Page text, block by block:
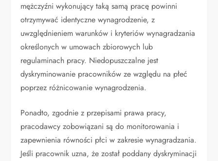
mężczyźni wykonujący taką samą pracę powinni
otrzymywać identyczne wynagrodzenie, z
uwzględnieniem warunków i kryteriów wynagradzania
określonych w umowach zbiorowych lub
regulaminach pracy. Niedopuszczalne jest
dyskryminowanie pracowników ze względu na płeć
poprzez różnicowanie wynagrodzenia.
Ponadto, zgodnie z przepisami prawa pracy,
pracodawcy zobowiązani są do monitorowania i
zapewnienia równości płci w zakresie wynagradzania.
Jeśli pracownik uzna, że został poddany dyskryminacji